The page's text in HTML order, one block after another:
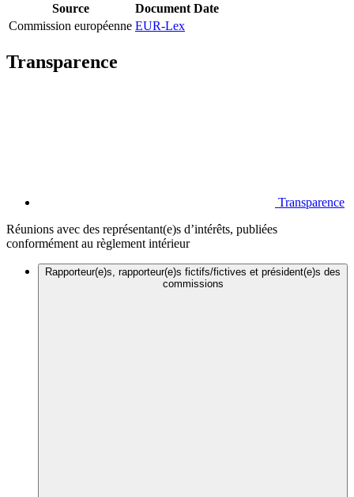
Source Document Date
Commission européenne EUR-Lex
Transparence
Transparence
Réunions avec des représentant(e)s d’intérêts, publiées
conformément au règlement intérieur
Rapporteur(e)s, rapporteur(e)s fictifs/fictives et président(e)s des
commissions